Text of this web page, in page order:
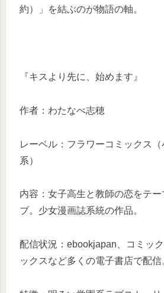
約）」を結ぶのが物語の軸。
『キスより先に、始めます』
作者：わたなべ志穂
レーベル：フラワーコミックス
系）
内容：女子高生と教師の恋をテ
ブ。少女漫画誌系統の作品。
配信状況：ebookjapan、コミッ
ックスなど多くの電子書店で配信